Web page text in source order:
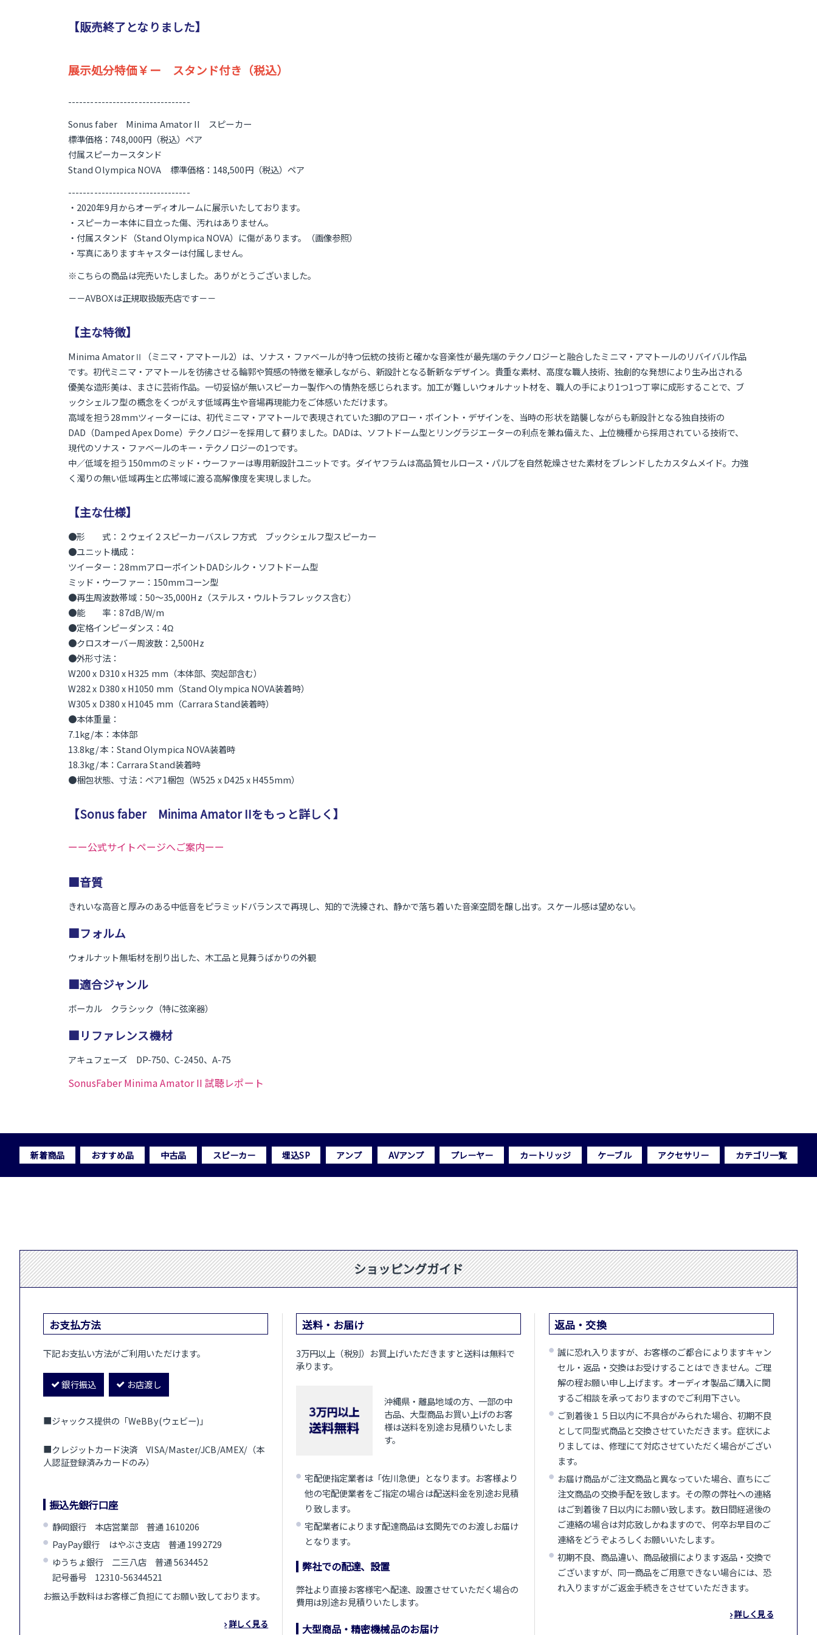
【販売終了となりました】
展示処分特価￥ー スタンド付き（税込）
---------------------------------
Sonus faber Minima Amator II スピーカー
標準価格：748,000円（税込）ペア
付属スピーカースタンド
Stand Olympica NOVA 標準価格：148,500円（税込）ペア
---------------------------------
・2020年9月からオーディオルームに展示いたしております。
・スピーカー本体に目立った傷、汚れはありません。
・付属スタンド（Stand Olympica NOVA）に傷があります。（画像参照）
・写真にありますキャスターは付属しません。
※こちらの商品は完売いたしました。ありがとうございました。
－－AVBOXは正規取扱販売店です－－
【主な特徴】
Minima AmatorⅡ（ミニマ・アマトール2）は、ソナス・ファベールが持つ伝統の技術と確かな音楽性が最先端のテクノロジーと融合したミニマ・アマトールのリバイバル作品
です。初代ミニマ・アマトールを彷彿させる輪郭や質感の特徴を継承しながら、新設計となる斬新なデザイン。貴重な素材、高度な職人技術、独創的な発想により生み出される
優美な造形美は、まさに芸術作品。一切妥協が無いスピーカー製作への情熱を感じられます。加工が難しいウォルナット材を、職人の手により1つ1つ丁寧に成形することで、ブ
ックシェルフ型の概念をくつがえす低域再生や音場再現能力をご体感いただけます。
高域を担う28mmツィーターには、初代ミニマ・アマトールで表現されていた3脚のアロー・ポイント・デザインを、当時の形状を踏襲しながらも新設計となる独自技術の
DAD（Damped Apex Dome）テクノロジーを採用して蘇りました。DADは、ソフトドーム型とリングラジエーターの利点を兼ね備えた、上位機種から採用されている技術で、
現代のソナス・ファベールのキー・テクノロジーの1つです。
中／低域を担う150mmのミッド・ウーファーは専用新設計ユニットです。ダイヤフラムは高品質セルロース・パルプを自然乾燥させた素材をブレンドしたカスタムメイド。力強
く濁りの無い低域再生と広帯域に渡る高解像度を実現しました。
【主な仕様】
●形 式：２ウェイ２スピーカーバスレフ方式 ブックシェルフ型スピーカー
●ユニット構成：
ツイーター：28mmアローポイントDADシルク・ソフトドーム型
ミッド・ウーファー：150mmコーン型
●再生周波数帯域：50～35,000Hz（ステルス・ウルトラフレックス含む）
●能 率：87dB/W/m
●定格インピーダンス：4Ω
●クロスオーバー周波数：2,500Hz
●外形寸法：
W200 x D310 x H325 mm（本体部、突起部含む）
W282 x D380 x H1050 mm（Stand Olympica NOVA装着時）
W305 x D380 x H1045 mm（Carrara Stand装着時）
●本体重量：
7.1kg/本：本体部
13.8kg/本：Stand Olympica NOVA装着時
18.3kg/本：Carrara Stand装着時
●梱包状態、寸法：ペア1梱包（W525 x D425 x H455mm）
【Sonus faber Minima Amator IIをもっと詳しく】
ーー公式サイトページへご案内ーー
■音質
きれいな高音と厚みのある中低音をピラミッドバランスで再現し、知的で洗練され、静かで落ち着いた音楽空間を醸し出す。スケール感は望めない。
■フォルム
ウォルナット無垢材を削り出した、木工品と見舞うばかりの外観
■適合ジャンル
ボーカル クラシック（特に弦楽器）
■リファレンス機材
アキュフェーズ DP-750、C-2450、A-75
SonusFaber Minima Amator II 試聴レポート
新着商品 おすすめ品 中古品 スピーカー 埋込SP アンプ AVアンプ プレーヤー カートリッジ ケーブル アクセサリー カテゴリ一覧
ショッピングガイド
お支払方法
下記お支払い方法がご利用いただけます。
銀行振込 お店渡し
■ジャックス提供の「WeBBy(ウェビー)」
■クレジットカード決済 VISA/Master/JCB/AMEX/（本
人認証登録済みカードのみ）
振込先銀行口座
静岡銀行 本店営業部 普通 1610206
PayPay銀行 はやぶさ支店 普通 1992729
ゆうちょ銀行 二三八店 普通 5634452
記号番号 12310-56344521
お振込手数料はお客様ご負担にてお願い致しております。
詳しく見る
送料・お届け
3万円以上（税別）お買上げいただきますと送料は無料で
承ります。
沖縄県・離島地域の方、一部の中
古品、大型商品お買い上げのお客
様は送料を別途お見積りいたしま
す。
宅配便指定業者は「佐川急便」となります。お客様より
他の宅配便業者をご指定の場合は配送料金を別途お見積
り致します。
宅配業者によります配達商品は玄関先でのお渡しお届け
となります。
弊社での配達、設置
弊社より直接お客様宅へ配達、設置させていただく場合の
費用は別途お見積りいたします。
大型商品・精密機械品のお届け
返品・交換
誠に恐れ入りますが、お客様のご都合によりますキャン
セル・返品・交換はお受けすることはできません。ご理
解の程お願い申し上げます。オーディオ製品ご購入に関
するご相談を承っておりますのでご利用下さい。
ご到着後１５日以内に不具合がみられた場合、初期不良
として同型式商品と交換させていただきます。症状によ
りましては、修理にて対応させていただく場合がござい
ます。
お届け商品がご注文商品と異なっていた場合、直ちにご
注文商品の交換手配を致します。その際の弊社への連絡
はご到着後７日以内にお願い致します。数日間経過後の
ご連絡の場合は対応致しかねますので、何卒お早目のご
連絡をどうぞよろしくお願いいたします。
初期不良、商品違い、商品破損によります返品・交換で
ございますが、同一商品をご用意できない場合には、恐
れ入りますがご返金手続きをさせていただきます。
詳しく見る